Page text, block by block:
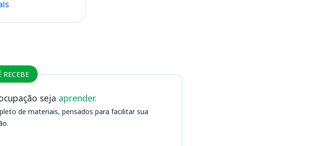
RECEBE
seja aprender.
de materiais, pensados para facilitar sua